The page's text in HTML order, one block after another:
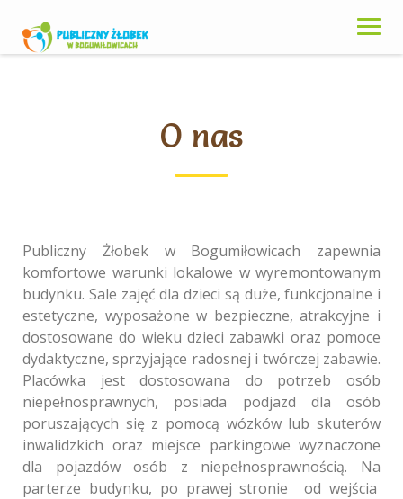
content
O nas
Publiczny Żłobek w Bogumiłowicach zapewnia
komfortowe warunki lokalowe w wyremontowanym
budynku. Sale zajęć dla dzieci są duże, funkcjonalne i
estetyczne, wyposażone w bezpieczne, atrakcyjne i
dostosowane do wieku dzieci zabawki oraz pomoce
dydaktyczne, sprzyjające radosnej i twórczej zabawie.
Placówka jest dostosowana do potrzeb osób
niepełnosprawnych, posiada podjazd dla osób
poruszających się z pomocą wózków lub skuterów
inwalidzkich oraz miejsce parkingowe wyznaczone
dla pojazdów osób z niepełnosprawnością. Na
parterze budynku, po prawej stronie od wejścia